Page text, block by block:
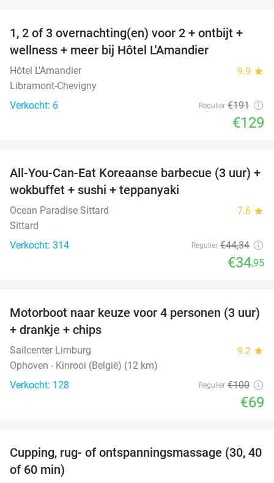
32%
TODAY
1, 2 of 3 overnachting(en) voor 2 + ontbijt +
wellness + meer bij Hôtel L'Amandier
Hôtel L'Amandier 9.9 star
Libramont-Chevigny
Verkocht: 6
Regulier €191
€129
21%
All-You-Can-Eat Koreaanse barbecue (3 uur) +
wokbuffet + sushi + teppanyaki
Ocean Paradise Sittard 7.6 star
Sittard
Verkocht: 314
Regulier €44,34
€34,95
31%
Motorboot naar keuze voor 4 personen (3 uur)
+ drankje + chips
Sailcenter Limburg 9.2 star
Ophoven - Kinrooi (België) (12 km)
Verkocht: 128
Regulier €100
€69
60%
Cupping, rug- of ontspanningsmassage (30, 40
of 60 min)